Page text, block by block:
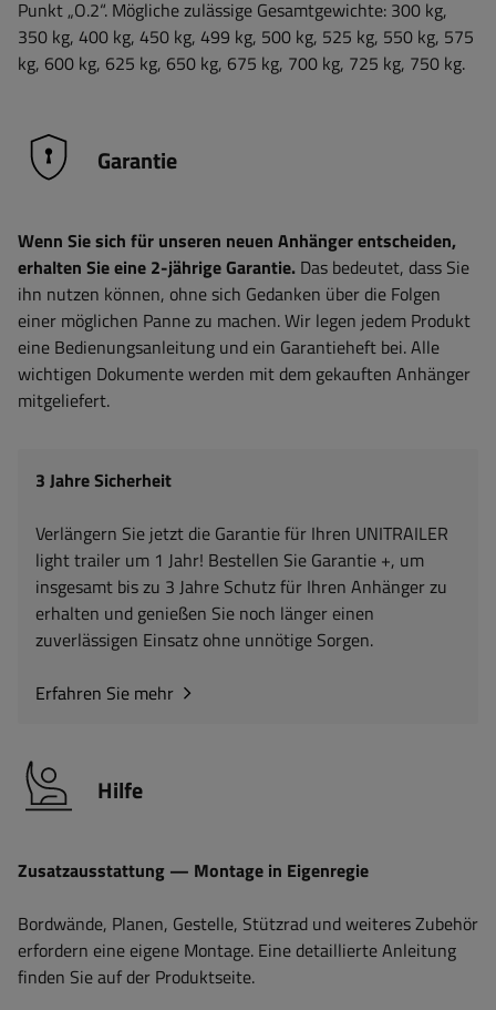
Punkt „O.2“. Mögliche zulässige Gesamtgewichte: 300 kg,
350 kg, 400 kg, 450 kg, 499 kg, 500 kg, 525 kg, 550 kg, 575
kg, 600 kg, 625 kg, 650 kg, 675 kg, 700 kg, 725 kg, 750 kg.
Garantie
Wenn Sie sich für unseren neuen Anhänger entscheiden,
erhalten Sie eine 2-jährige Garantie. Das bedeutet, dass Sie
ihn nutzen können, ohne sich Gedanken über die Folgen
einer möglichen Panne zu machen. Wir legen jedem Produkt
eine Bedienungsanleitung und ein Garantieheft bei. Alle
wichtigen Dokumente werden mit dem gekauften Anhänger
mitgeliefert.
3 Jahre Sicherheit
Verlängern Sie jetzt die Garantie für Ihren UNITRAILER
light trailer um 1 Jahr! Bestellen Sie Garantie +, um
insgesamt bis zu 3 Jahre Schutz für Ihren Anhänger zu
erhalten und genießen Sie noch länger einen
zuverlässigen Einsatz ohne unnötige Sorgen.
Erfahren Sie mehr
Hilfe
Zusatzausstattung — Montage in Eigenregie
Bordwände, Planen, Gestelle, Stützrad und weiteres Zubehör
erfordern eine eigene Montage. Eine detaillierte Anleitung
finden Sie auf der Produktseite.